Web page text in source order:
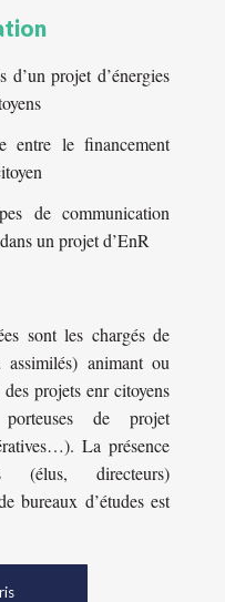
d’un projet d’énergies
entre le financement
de communication
un projet d’EnR
sont les chargés de
animant ou
projets enr citoyens
de projet
La présence
(élus, directeurs)
bureaux d’études est